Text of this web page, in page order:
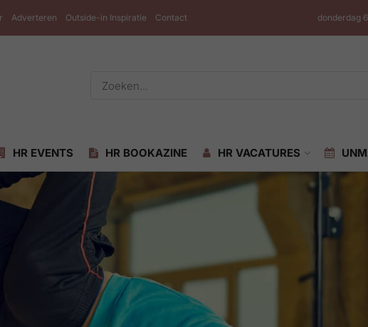
Adverteren Outside-in Inspiratie Contact donderdag
HR EVENTS HR BOOKAZINE HR VACATURES